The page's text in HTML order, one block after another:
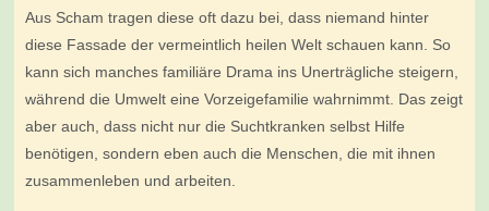
Aus Scham tragen diese oft dazu bei, dass niemand hinter
diese Fassade der vermeintlich heilen Welt schauen kann. So
kann sich manches familiäre Drama ins Unerträgliche steigern,
während die Umwelt eine Vorzeigefamilie wahrnimmt. Das zeigt
aber auch, dass nicht nur die Suchtkranken selbst Hilfe
benötigen, sondern eben auch die Menschen, die mit ihnen
zusammenleben und arbeiten.